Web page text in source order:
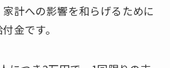
計への影響を和らげるために
金です。